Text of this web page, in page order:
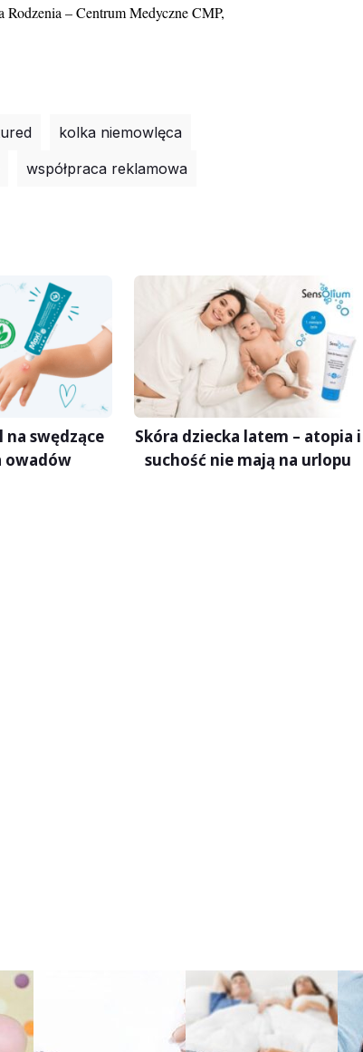
Rodzenia – Centrum Medyczne CMP,
kolka niemowlęca
współpraca reklamowa
na swędzące
owadów
Skóra dziecka latem – atopia i
suchość nie mają na urlopu